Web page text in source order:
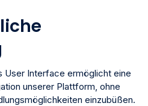
User Interface ermöglicht eine
unserer Plattform, ohne
einzubüßen.